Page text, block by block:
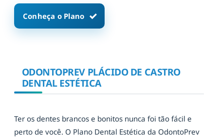
Conheça o Plano
ODONTOPREV PLÁCIDO DE CASTRO
DENTAL ESTÉTICA
Ter os dentes brancos e bonitos nunca foi tão fácil e
perto de você. O Plano Dental Estética da OdontoPrev